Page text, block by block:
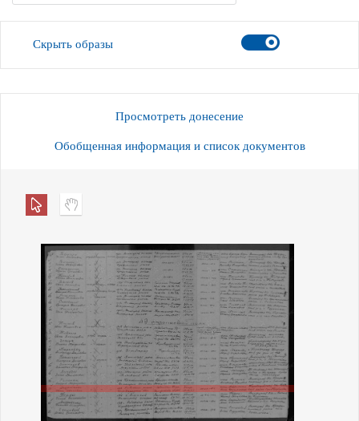
Скрыть образы
Просмотреть донесение
Обобщенная информация и список документов